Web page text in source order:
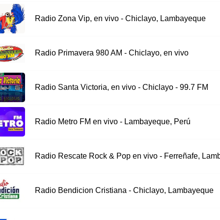
Radio Zona Vip, en vivo - Chiclayo, Lambayeque
Radio Primavera 980 AM - Chiclayo, en vivo
Radio Santa Victoria, en vivo - Chiclayo - 99.7 FM
Radio Metro FM en vivo - Lambayeque, Perú
Radio Rescate Rock & Pop en vivo - Ferreñafe,
Radio Bendicion Cristiana - Chiclayo, Lambayeque